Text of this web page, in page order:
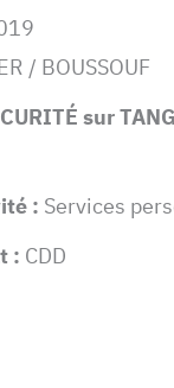
/ BOUSSOUF
sur
: Services
: CDD